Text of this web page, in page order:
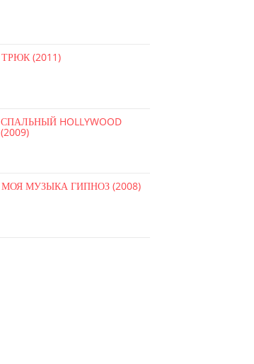
ТРЮК (2011)
СПАЛЬНЫЙ HOLLYWOOD
(2009)
МОЯ МУЗЫКА ГИПНОЗ (2008)